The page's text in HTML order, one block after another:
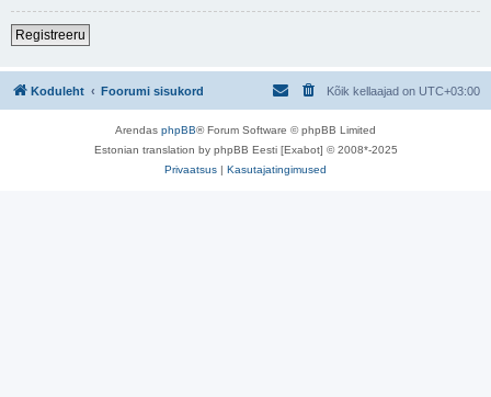
Registreeru
Koduleht Foorumi sisukord Kõik kellaajad on UTC+03:00
Arendas phpBB® Forum Software © phpBB Limited
Estonian translation by phpBB Eesti [Exabot] © 2008*-2025
Privaatsus | Kasutajatingimused